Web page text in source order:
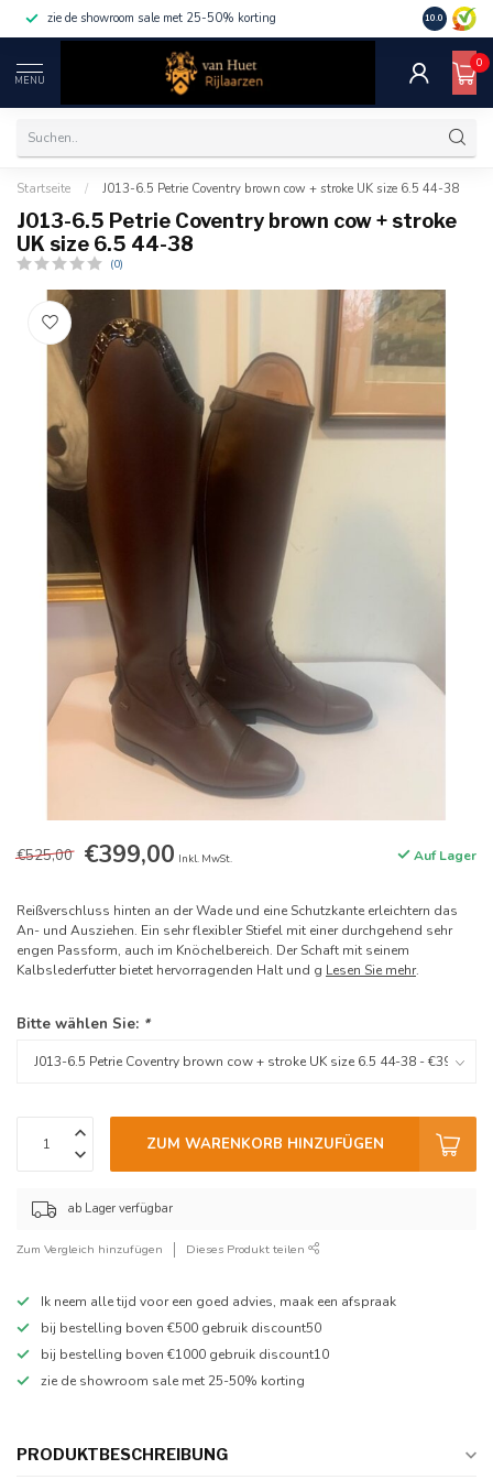
zie de showroom sale met 25-50% korting 10.0
MENU
0
Startseite / J013-6.5 Petrie Coventry brown cow + stroke UK size 6.5 44-38
J013-6.5 Petrie Coventry brown cow + stroke
UK size 6.5 44-38
(0)
€525,00 €399,00 Inkl. MwSt. Auf Lager
Reißverschluss hinten an der Wade und eine Schutzkante erleichtern das
An- und Ausziehen. Ein sehr flexibler Stiefel mit einer durchgehend sehr
engen Passform, auch im Knöchelbereich. Der Schaft mit seinem
Kalbslederfutter bietet hervorragenden Halt und g Lesen Sie mehr.
Bitte wählen Sie: *
ZUM WARENKORB HINZUFÜGEN
ab Lager verfügbar
Zum Vergleich hinzufügen Dieses Produkt teilen
Ik neem alle tijd voor een goed advies, maak een afspraak
bij bestelling boven €500 gebruik discount50
bij bestelling boven €1000 gebruik discount10
zie de showroom sale met 25-50% korting
PRODUKTBESCHREIBUNG